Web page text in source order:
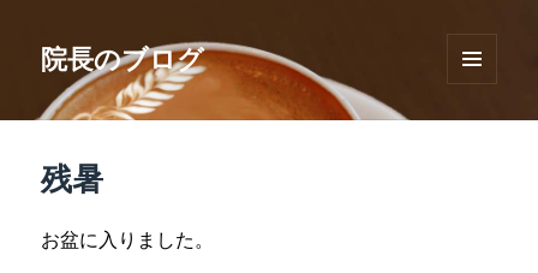
院長のブログ
ーとウ
残暑
お盆に入りました。